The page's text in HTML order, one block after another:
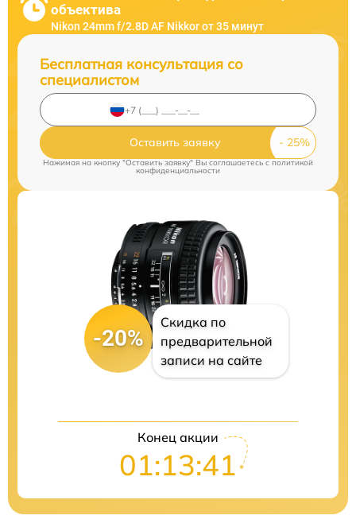
объектива
Nikon 24mm f/2.8D AF Nikkor от 35 минут
Бесплатная консультация со
специалистом
Оставить заявку
Нажимая на кнопку "Оставить заявку" Вы соглашаетесь cполитикой
конфиденциальности
-20%
Скидка по
предварительной
записи на сайте
Конец акции
01:13:40